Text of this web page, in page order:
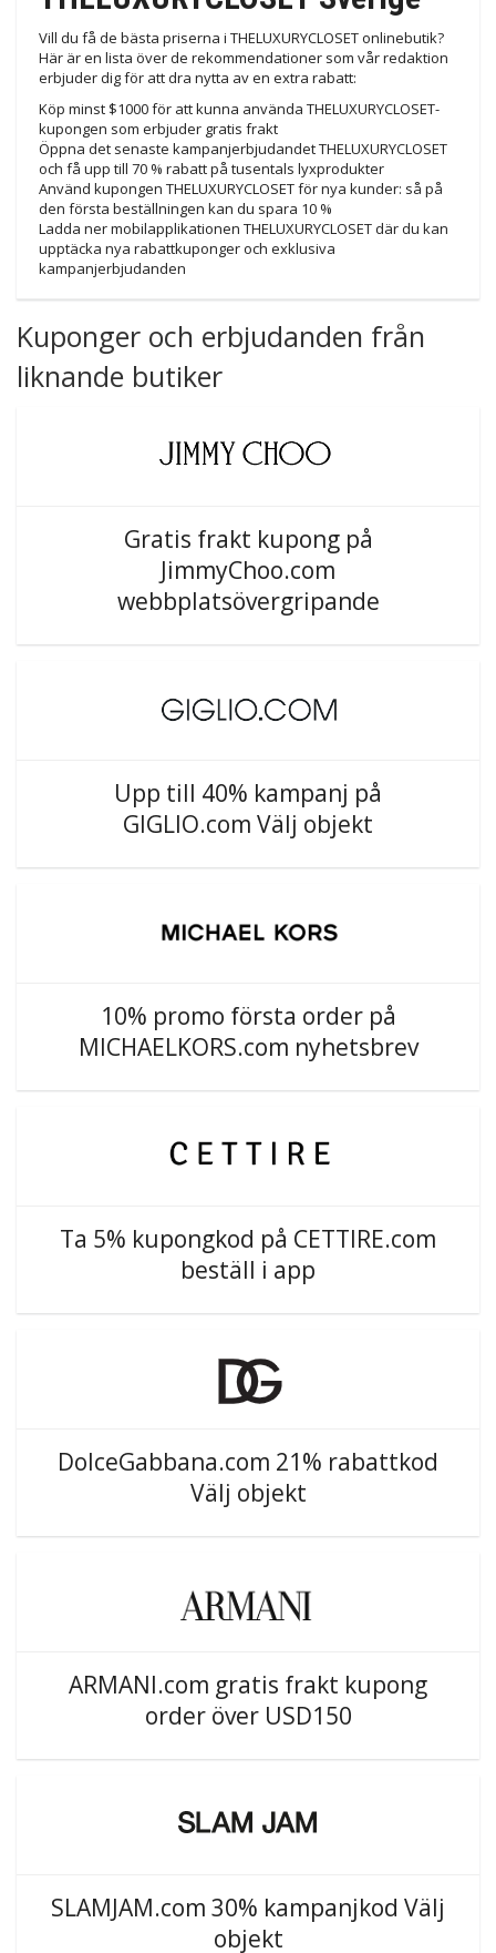
Vill du få de bästa priserna i THELUXURYCLOSET onlinebutik?
Här är en lista över de rekommendationer som vår redaktion
erbjuder dig för att dra nytta av en extra rabatt:
Köp minst $1000 för att kunna använda THELUXURYCLOSET-
kupongen som erbjuder gratis frakt
Öppna det senaste kampanjerbjudandet THELUXURYCLOSET
och få upp till 70 % rabatt på tusentals lyxprodukter
Använd kupongen THELUXURYCLOSET för nya kunder: så på
den första beställningen kan du spara 10 %
Ladda ner mobilapplikationen THELUXURYCLOSET där du kan
upptäcka nya rabattkuponger och exklusiva
kampanjerbjudanden
Kuponger och erbjudanden från
liknande butiker
Gratis frakt kupong på
JimmyChoo.com
webbplatsövergripande
Upp till 40% kampanj på
GIGLIO.com Välj objekt
10% promo första order på
MICHAELKORS.com nyhetsbrev
Ta 5% kupongkod på CETTIRE.com
beställ i app
DolceGabbana.com 21% rabattkod
Välj objekt
ARMANI.com gratis frakt kupong
order över USD150
SLAMJAM.com 30% kampanjkod Välj
objekt